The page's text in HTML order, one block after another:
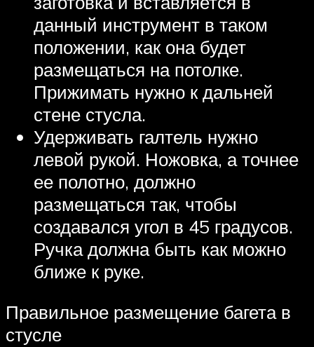
данный инструмент в таком
положении, как она будет
размещаться на потолке.
Прижимать нужно к дальней
стене стусла.
Удерживать галтель нужно
левой рукой. Ножовка, а точнее
ее полотно, должно
размещаться так, чтобы
создавался угол в 45 градусов.
Ручка должна быть как можно
ближе к руке.
Правильное размещение багета в
стусле